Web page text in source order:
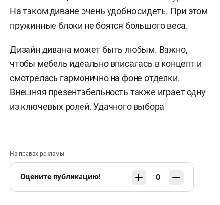
На таком диване очень удобно сидеть. При этом
пружинные блоки не боятся большого веса.
Дизайн дивана может быть любым. Важно,
чтобы мебель идеально вписалась в концепт и
смотрелась гармонично на фоне отделки.
Внешняя презентабельность также играет одну
из ключевых ролей. Удачного выбора!
На правах рекламы
Оцените публикацию! 0